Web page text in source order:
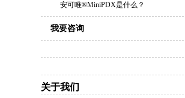
安可唯®MiniPDX是什么？
我要咨询
关于我们